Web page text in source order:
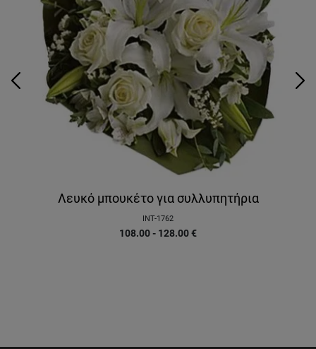
Λευκό μπουκέτο για συλλυπητήρια
INT-1762
108.00 - 128.00€